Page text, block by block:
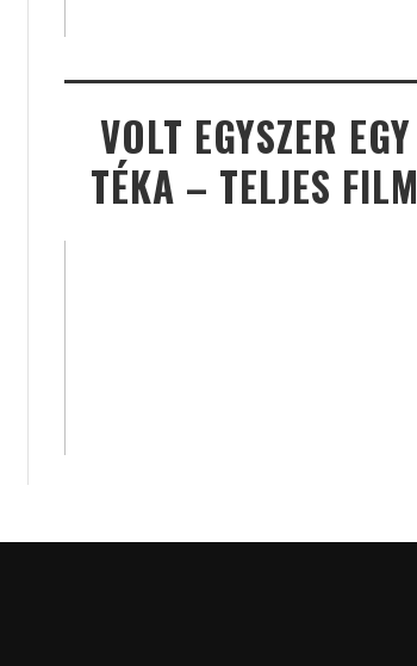
VOLT EGYSZER EGY
TÉKA – TELJES FILM